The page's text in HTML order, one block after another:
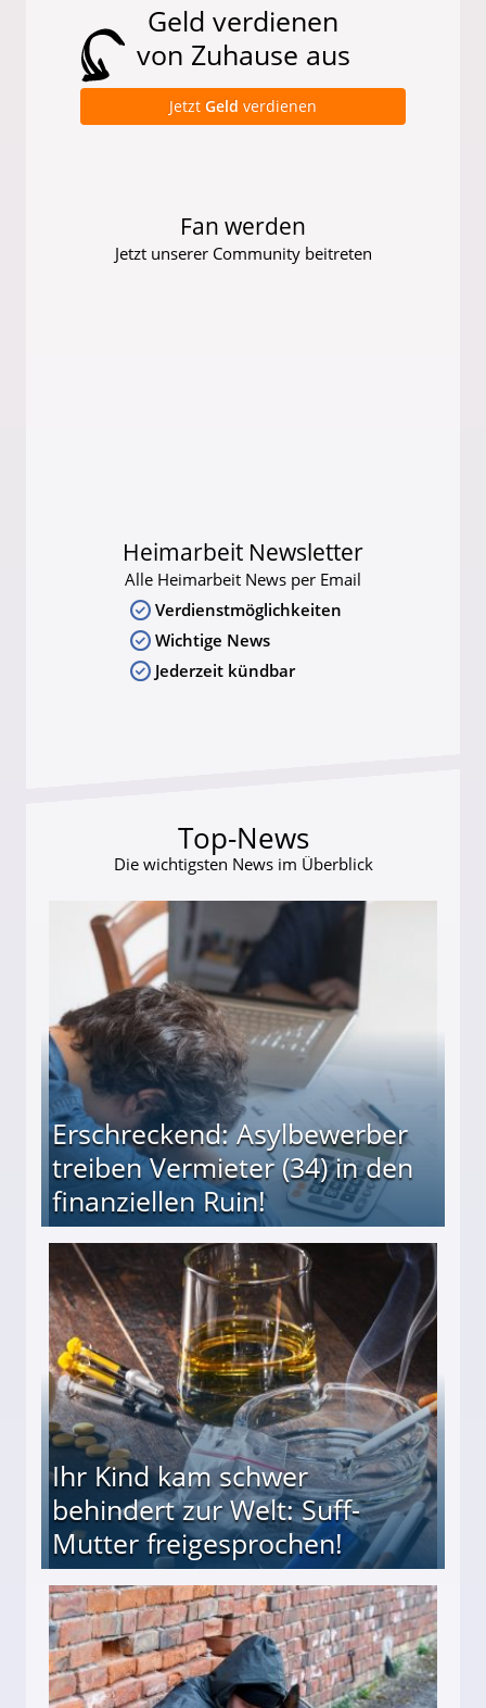
Geld verdienen
von Zuhause aus
Jetzt Geld verdienen
Fan werden
Jetzt unserer Community beitreten
Heimarbeit Newsletter
Alle Heimarbeit News per Email
Verdienstmöglichkeiten
Wichtige News
Jederzeit kündbar
Top-News
Die wichtigsten News im Überblick
Erschreckend: Asylbewerber
treiben Vermieter (34) in den
finanziellen Ruin!
(34) in den finanziellen Ruin!
Ihr Kind kam schwer
behindert zur Welt: Suff-
Mutter freigesprochen!
Mutter freigesprochen!